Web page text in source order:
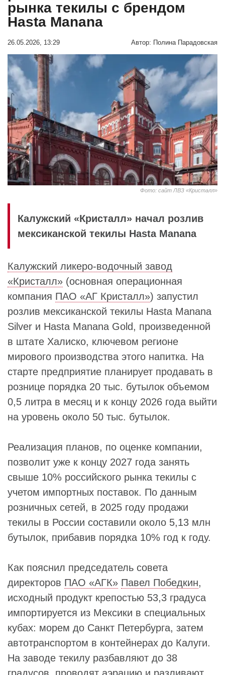
рынка текилы с брендом
Hasta Manana
26.05.2026, 13:29 Автор: Полина Парадовская
Фото: сайт ЛВЗ «Кристалл»
Калужский «Кристалл» начал розлив
мексиканской текилы Hasta Manana
Калужский ликеро-водочный завод
«Кристалл» (основная операционная
компания ПАО «АГ Кристалл») запустил
розлив мексиканской текилы Hasta Manana
Silver и Hasta Manana Gold, произведенной
в штате Халиско, ключевом регионе
мирового производства этого напитка. На
старте предприятие планирует продавать в
рознице порядка 20 тыс. бутылок объемом
0,5 литра в месяц и к концу 2026 года выйти
на уровень около 50 тыс. бутылок.
Реализация планов, по оценке компании,
позволит уже к концу 2027 года занять
свыше 10% российского рынка текилы с
учетом импортных поставок. По данным
розничных сетей, в 2025 году продажи
текилы в России составили около 5,13 млн
бутылок, прибавив порядка 10% год к году.
Как пояснил председатель совета
директоров ПАО «АГК» Павел Победкин,
исходный продукт крепостью 53,3 градуса
импортируется из Мексики в специальных
кубах: морем до Санкт Петербурга, затем
автотранспортом в контейнерах до Калуги.
На заводе текилу разбавляют до 38